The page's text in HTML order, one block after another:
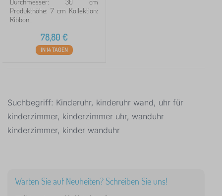
Suche innerhalb des filters
Verfügbarkeit
Produkthöhe: 7 cm Kollektion:
Ribbon...
78,80 €
IN 14 TAGEN
Suchbegriff: Kinderuhr, kinderuhr wand, uhr für
kinderzimmer, kinderzimmer uhr, wanduhr
kinderzimmer, kinder wanduhr
Warten Sie auf Neuheiten? Schreiben Sie uns!